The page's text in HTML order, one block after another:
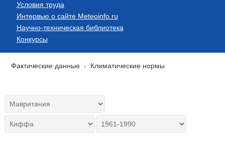
Условия труда
Интервью о сайте Meteoinfo.ru
Научно-техническая библиотека
Конкурсы
Фактические данные Климатические нормы